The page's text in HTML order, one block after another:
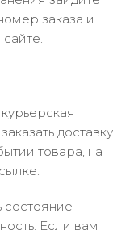
заказа и
доставку
товара, на
Если вам